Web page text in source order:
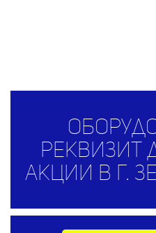
реквизит
акции в г.